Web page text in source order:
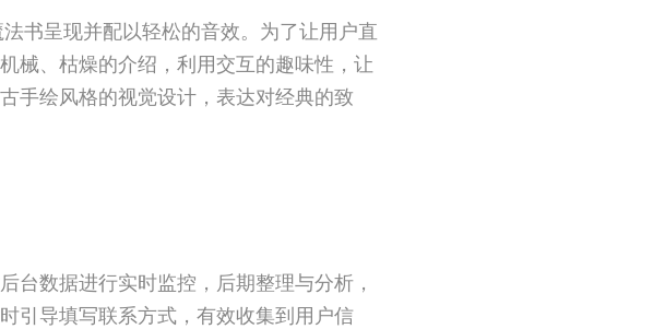
书呈现并配以轻松的音效。为了让用户直
械、枯燥的介绍，利用交互的趣味性，让
手绘风格的视觉设计，表达对经典的致
台数据进行实时监控，后期整理与分析，
引导填写联系方式，有效收集到用户信